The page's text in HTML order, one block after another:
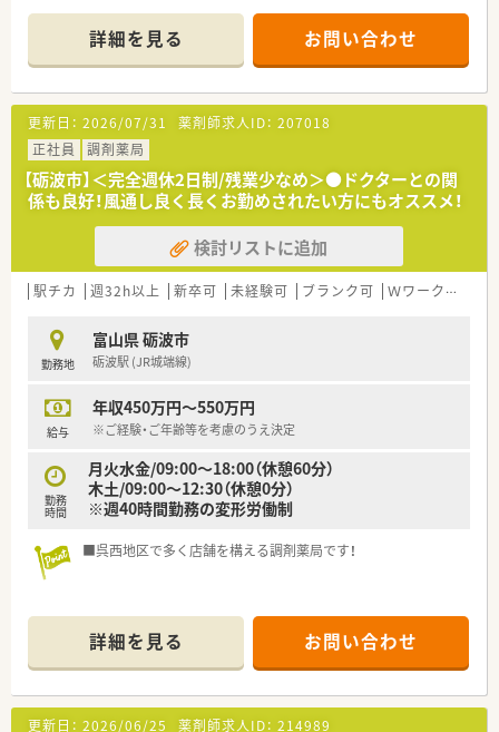
落ち着いてご就業いただけます。
詳細を見る お問い合わせ
更新日： 2026/07/31 薬剤師求人ID： 207018
正社員
調剤薬局
【砺波市】＜完全週休2日制/残業少なめ＞●ドクターとの関
係も良好！風通し良く長くお勤めされたい方にもオススメ！
検討リストに追加
駅チカ 週32h以上 新卒可 未経験可 ブランク可 Ｗワーク可
勤務地
富山県 砺波市
砺波駅 (JR城端線)
給与
年収450万円～550万円
※ご経験・ご年齢等を考慮のうえ決定
勤務
時間
月火水金/09:00～18:00（休憩60分）
木土/09:00～12:30（休憩0分）
※週40時間勤務の変形労働制
■呉西地区で多く店舗を構える調剤薬局です！
詳細を見る お問い合わせ
更新日： 2026/06/25 薬剤師求人ID： 214989